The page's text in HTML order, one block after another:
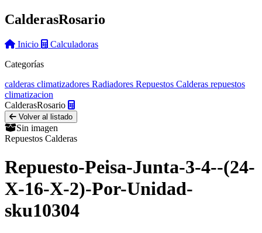
CalderasRosario
Inicio
Calculadoras
Categorías
calderas climatizadores Radiadores Repuestos Calderas repuestos
climatizacion
CalderasRosario
Volver al listado
Sin imagen
Repuestos Calderas
Repuesto-Peisa-Junta-3-4--(24-
X-16-X-2)-Por-Unidad-
sku10304